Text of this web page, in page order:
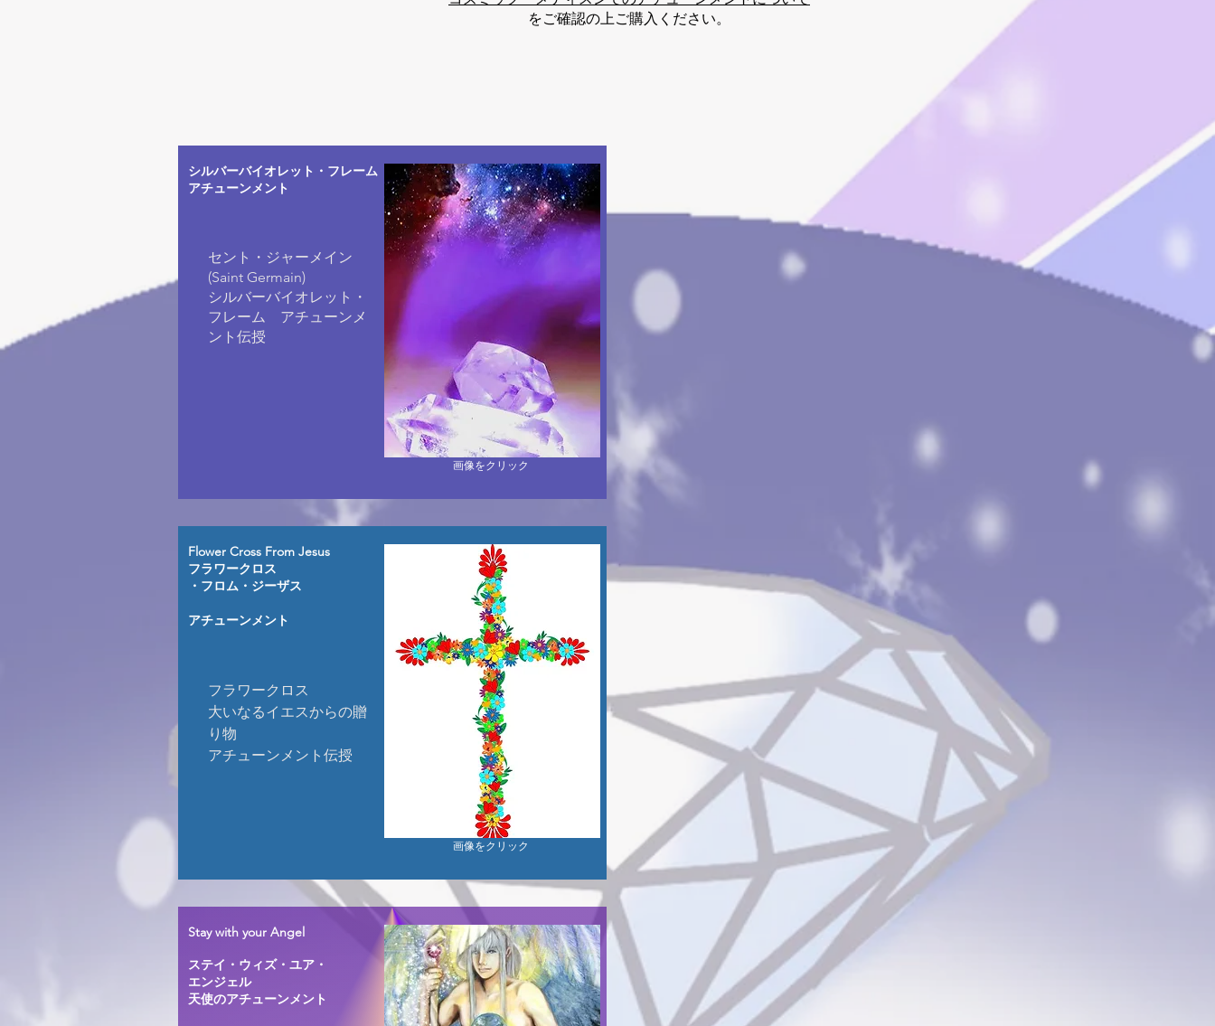
をご確認の上ご購入ください。
シルバーバイオレット・フレーム
​アチューンメント
セント・ジャーメイン
(Saint Germain)
シルバーバイオレット・
フレーム ​アチューンメ
ント伝授
​画像をクリック
Flower Cross From Jesus
​フラワークロス
・フロム・ジーザス
アチューンメント
フラワークロス
​大いなるイエスからの贈
り物
​アチューンメント伝授
画像をクリック
Stay with your Angel
ステイ・ウィズ・ユア・
エンジェル
​天使のアチューンメント